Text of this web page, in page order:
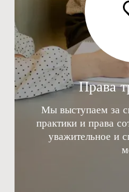
Права
Мы выступаем за
практики и права
уважительное и